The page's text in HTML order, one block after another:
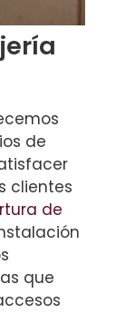
de
clientes
de
que